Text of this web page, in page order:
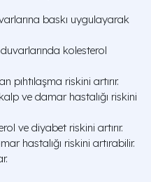
baskı uygulayarak
kolesterol
pıhtılaşma riskini artırır.
ve damar hastalığı riskini
ve diyabet riskini artırır.
hastalığı riskini artırabilir.